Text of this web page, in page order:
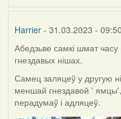
Harrier- 31.03.2023 - 09:50
Абедзьве самкі шмат
гнездавых нішах.
Самец заляцеў у другую
меншай гнездавой '
перадумаў і адляцеў.